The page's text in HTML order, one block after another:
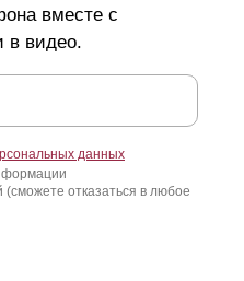
вместе с
в видео.
данных
отказаться в любое